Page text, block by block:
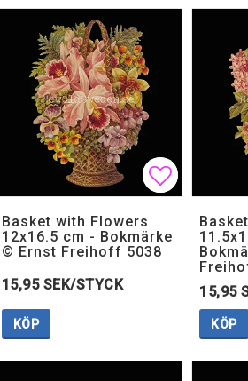
till i favoritlistan
till i favoritlistanLägg till
Lägg till
Basket with Flowers
12x16.5 cm - Bokmärke
© Ernst Freihoff 5038
15,95 SEK/STYCK
KÖP
15,95
KÖP